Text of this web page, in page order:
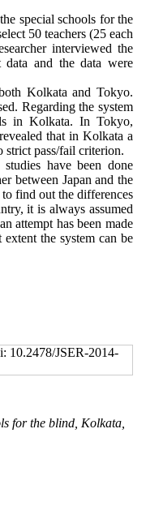
special schools for the
50 teachers (25 each
interviewed the
data and the data were
Kolkata and Tokyo.
Regarding the system
in Kolkata. In Tokyo,
that in Kolkata a
strict pass/fail criterion.
have been done
between Japan and the
find out the differences
it is always assumed
attempt has been made
the system can be
10.2478/JSER-2014-
for the blind, Kolkata,